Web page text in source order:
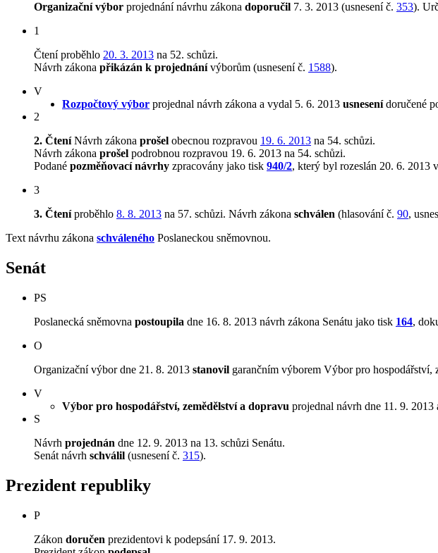
Organizační výbor projednání návrhu zákona doporučil 7. 3. 2013 (usnesení č. 353).
1
Čtení proběhlo 20. 3. 2013 na 52. schůzi.
Návrh zákona přikázán k projednánívýborům (usnesení č. 1588).
V
Rozpočtový výbor projednal návrh zákona a vydal 5. 6. 2013 usnesenídoručené
2
2. ČteníNávrh zákona prošel obecnou rozpravou 19. 6. 2013 na 54. schůzi.
Návrh zákona prošel podrobnou rozpravou 19. 6. 2013 na 54. schůzi.
Podané pozměňovací návrhy zpracovány jako tisk 940/2, který byl rozeslán 20. 6. 2013
3
3. Čteníproběhlo 8. 8. 2013 na 57. schůzi. Návrh zákona schválen (hlasování č. 90,
Text návrhu zákona schváleného Poslaneckou sněmovnou.
Senát
PS
Poslanecká sněmovna postoupila dne 16. 8. 2013 návrh zákona Senátu jako tisk 164,
O
Organizační výbor dne 21. 8. 2013 stanovil garančním výborem Výbor pro hospodářství,
V
Výbor pro hospodářství, zemědělství a dopravu projednal návrh dne 11. 9.
S
Návrh projednán dne 12. 9. 2013 na 13. schůzi Senátu.
Senát návrh schválil (usnesení č. 315).
Prezident republiky
P
Zákon doručen prezidentovi k podepsání 17. 9. 2013.